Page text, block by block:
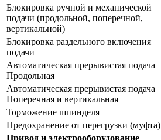
Блокировка ручной и механической
подачи (продольной, поперечной,
вертикальной)
Блокировка раздельного включения
подачи
Автоматическая прерывистая подача
Продольная
Автоматическая прерывистая подача
Поперечная и вертикальная
Торможение шпинделя
Предохранение от перегрузки (муфта)
Привод и электрооборудование